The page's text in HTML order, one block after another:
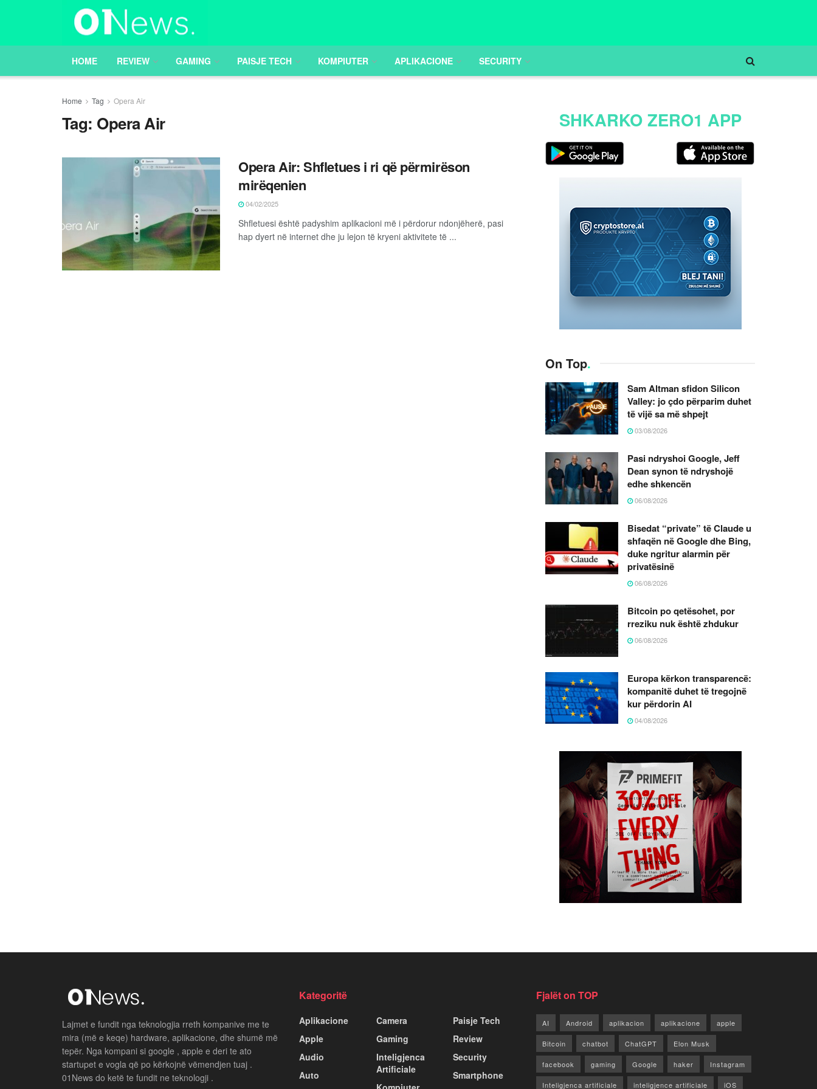
HOME REVIEW GAMING PAISJE TECH KOMPIUTER APLIKACIONE SECURITY
Home Tag Opera Air
Tag: Opera Air
Opera Air: Shfletues i ri që përmirëson
mirëqenien
04/02/2025
Shfletuesi është padyshim aplikacioni më i përdorur ndonjëherë, pasi
hap dyert në internet dhe ju lejon të kryeni aktivitete të ...
SHKARKO ZERO1 APP
On Top.
Sam Altman sfidon Silicon
Valley: jo çdo përparim duhet
të vijë sa më shpejt
03/08/2026
Pasi ndryshoi Google, Jeff
Dean synon të ndryshojë
edhe shkencën
06/08/2026
Bisedat “private” të Claude u
shfaqën në Google dhe Bing,
duke ngritur alarmin për
privatësinë
06/08/2026
Bitcoin po qetësohet, por
rreziku nuk është zhdukur
06/08/2026
Europa kërkon transparencë:
kompanitë duhet të tregojnë
kur përdorin AI
04/08/2026
Lajmet e fundit nga teknologjia rreth kompanive me te
mira (më e keqe) hardware, aplikacione, dhe shumë më
tepër. Nga kompani si google , apple e deri te ato
startupet e vogla që po kërkojnë vëmendjen tuaj .
01News do ketë te fundit ne teknologji .
Kategoritë
Aplikacione
Apple
Audio
Auto
Camera
Gaming
Inteligjenca
Artificiale
Paisje Tech
Review
Security
Smartphone
Fjalët on TOP
AI Android aplikacion aplikacione apple
Bitcoin chatbot ChatGPT Elon Musk
facebook gaming Google haker Instagram
Inteligjenca artificiale inteligjence artificiale iOS